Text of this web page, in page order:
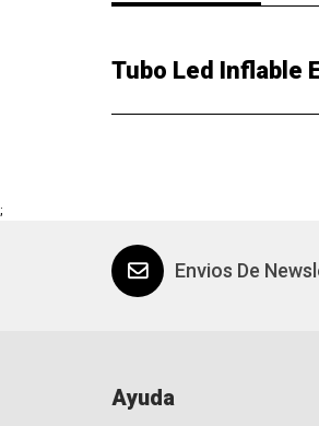
Tubo Led Inflable
;
Envios De
Ayuda